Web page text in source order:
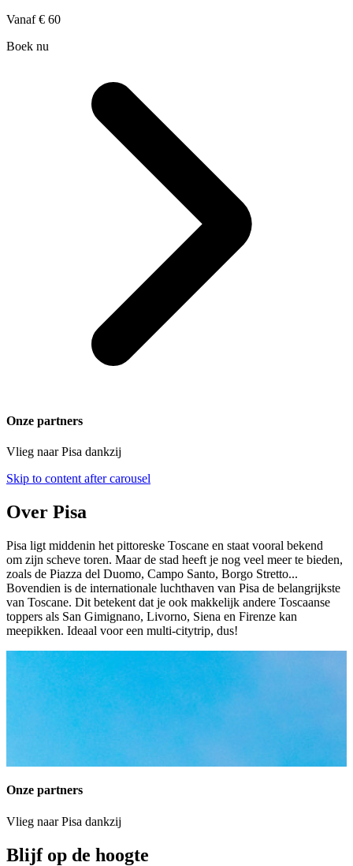
Vanaf€ 60
Boek nu
Onze partners
Vlieg naar Pisa dankzij
Skip to content after carousel
Over Pisa
Pisa ligt middenin het pittoreske Toscane en staat vooral bekend
om zijn scheve toren. Maar de stad heeft je nog veel meer te bieden,
zoals de Piazza del Duomo, Campo Santo, Borgo Stretto...
Bovendien is de internationale luchthaven van Pisa de belangrijkste
van Toscane. Dit betekent dat je ook makkelijk andere Toscaanse
toppers als San Gimignano, Livorno, Siena en Firenze kan
meepikken. Ideaal voor een multi-citytrip, dus!
Onze partners
Vlieg naar Pisa dankzij
Blijf op de hoogte